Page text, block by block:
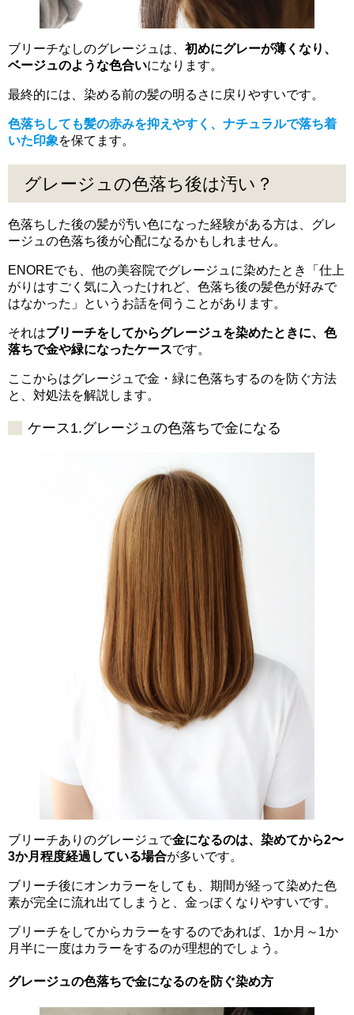
ブリーチなしのグレージュは、 初めにグレーが薄くなり、
ベージュのような色合いになります。
最終的には、染める前の髪の明るさに戻りやすいです。
色落ちしても髪の赤みを抑えやすく、ナチュラルで落ち着
いた印象を保てます。
グレージュの色落ち後は汚い？
色落ちした後の髪が汚い色になった経験がある方は、グレ
ージュの色落ち後が心配になるかもしれません。
ENOREでも、他の美容院でグレージュに染めたとき「仕上
がりはすごく気に入ったけれど、色落ち後の髪色が好みで
はなかった」というお話を伺うことがあります。
それはブリーチをしてからグレージュを染めたときに、色
落ちで金や緑になったケースです。
ここからはグレージュで金・緑に色落ちするのを防ぐ方法
と、対処法を解説します。
ケース1.グレージュの色落ちで金になる
ブリーチありのグレージュで金になるのは、染めてから2〜
3か月程度経過している場合が多いです。
ブリーチ後にオンカラーをしても、期間が経って染めた色
素が完全に流れ出てしまうと、金っぽくなりやすいです。
ブリーチをしてからカラーをするのであれば、1か月～1か
月半に一度はカラーをするのが理想的でしょう。
グレージュの色落ちで金になるのを防ぐ染め方